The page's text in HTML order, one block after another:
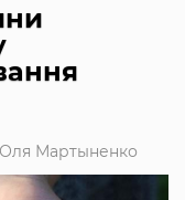
Оля Мартыненко